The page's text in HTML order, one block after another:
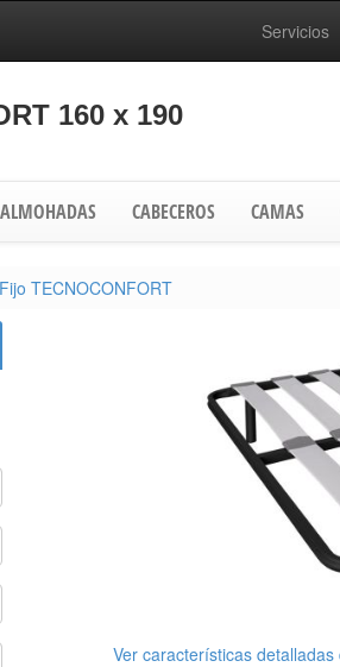
Servicios
160 x 190
ALMOHADAS CABECEROS CAMAS
TECNOCONFORT
Ver características detalladas